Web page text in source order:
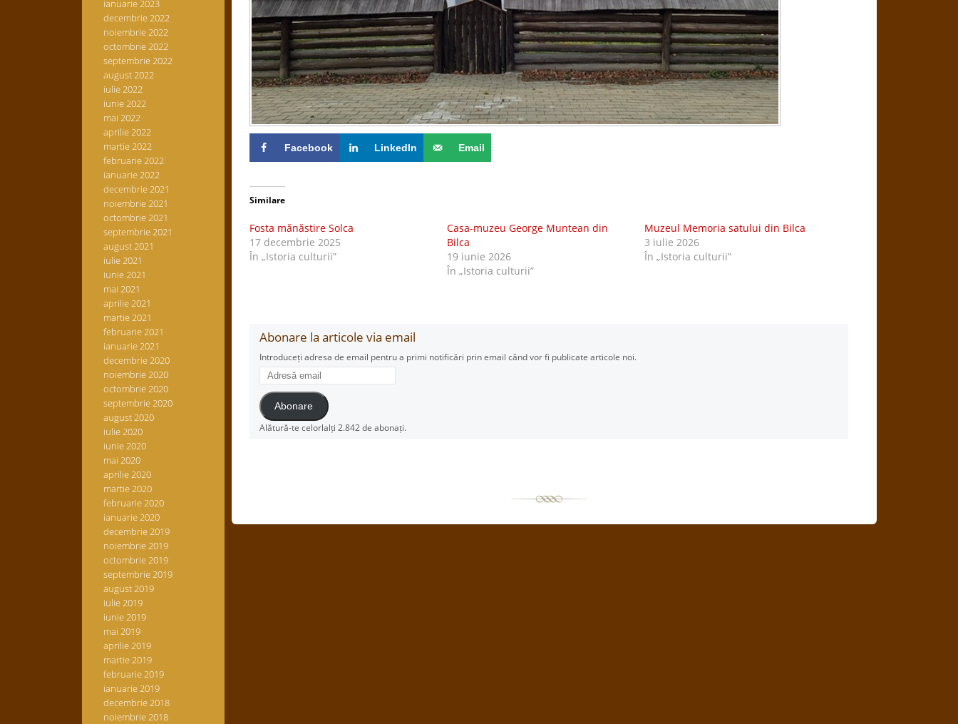
ianuarie 2023
decembrie 2022
noiembrie 2022
octombrie 2022
septembrie 2022
august 2022
iulie 2022
iunie 2022
mai 2022
aprilie 2022
martie 2022
februarie 2022
ianuarie 2022
decembrie 2021
noiembrie 2021
octombrie 2021
septembrie 2021
august 2021
iulie 2021
iunie 2021
mai 2021
aprilie 2021
martie 2021
februarie 2021
ianuarie 2021
decembrie 2020
noiembrie 2020
octombrie 2020
septembrie 2020
august 2020
iulie 2020
iunie 2020
mai 2020
aprilie 2020
martie 2020
februarie 2020
ianuarie 2020
decembrie 2019
noiembrie 2019
octombrie 2019
septembrie 2019
august 2019
iulie 2019
iunie 2019
mai 2019
aprilie 2019
martie 2019
februarie 2019
ianuarie 2019
decembrie 2018
noiembrie 2018
Facebook LinkedIn Email
Similare
Fosta mănăstire Solca
17 decembrie 2025
În „Istoria culturii”
Casa-muzeu George Muntean din
Bilca
19 iunie 2026
În „Istoria culturii”
Muzeul Memoria satului din Bilca
3 iulie 2026
În „Istoria culturii”
Abonare la articole via email
Introduceți adresa de email pentru a primi notificări prin email când vor fi publicate articole noi.
Adresă
email
Abonare
Alătură-te celorlalți 2.842 de abonați.